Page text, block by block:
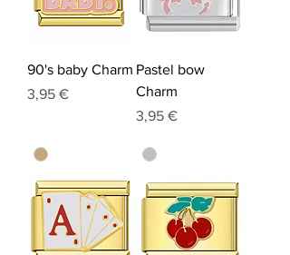
90's baby Charm
Preis
3,95 €
Pastel bow
Charm
Preis
3,95 €